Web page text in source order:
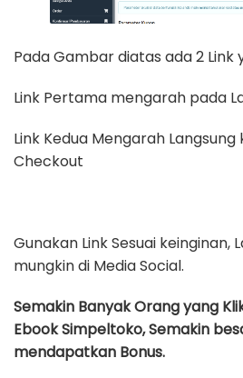
Pada Gambar diatas ada 2
Link Pertama mengarah pada
Link Kedua Mengarah
Checkout
Gunakan Link Sesuai keinginan,
mungkin di Media Social.
Semakin Banyak Orang yang
Ebook Simpeltoko, Semakin
mendapatkan Bonus.